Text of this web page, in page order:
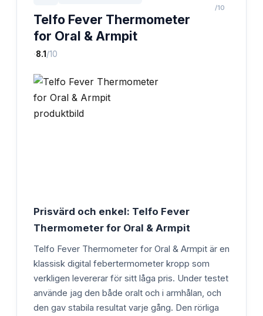
Telfo Fever Thermometer
for Oral & Armpit
·8.1/10
/10
Prisvärd och enkel: Telfo Fever
Thermometer for Oral & Armpit
Telfo Fever Thermometer for Oral & Armpit är en
klassisk digital febertermometer kropp som
verkligen levererar för sitt låga pris. Under testet
använde jag den både oralt och i armhålan, och
den gav stabila resultat varje gång. Den rörliga